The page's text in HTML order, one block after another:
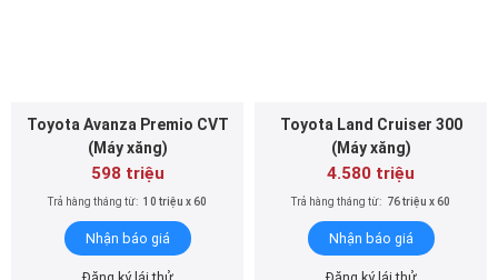
Toyota Avanza Premio CVT
(Máy xăng)
598 triệu
Trả hàng tháng từ: 10 triệu x 60
Nhận báo giá
Toyota Land Cruiser 300
(Máy xăng)
4.580 triệu
Trả hàng tháng từ: 76 triệu x 60
Nhận báo giá